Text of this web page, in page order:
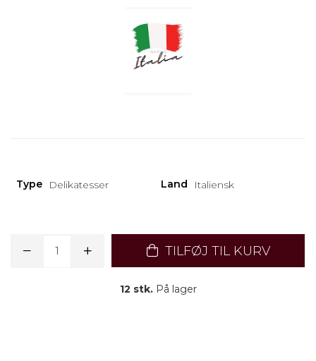
Type Delikatesser Land Italiensk
TILFØJ TIL KURV
12 stk.På lager